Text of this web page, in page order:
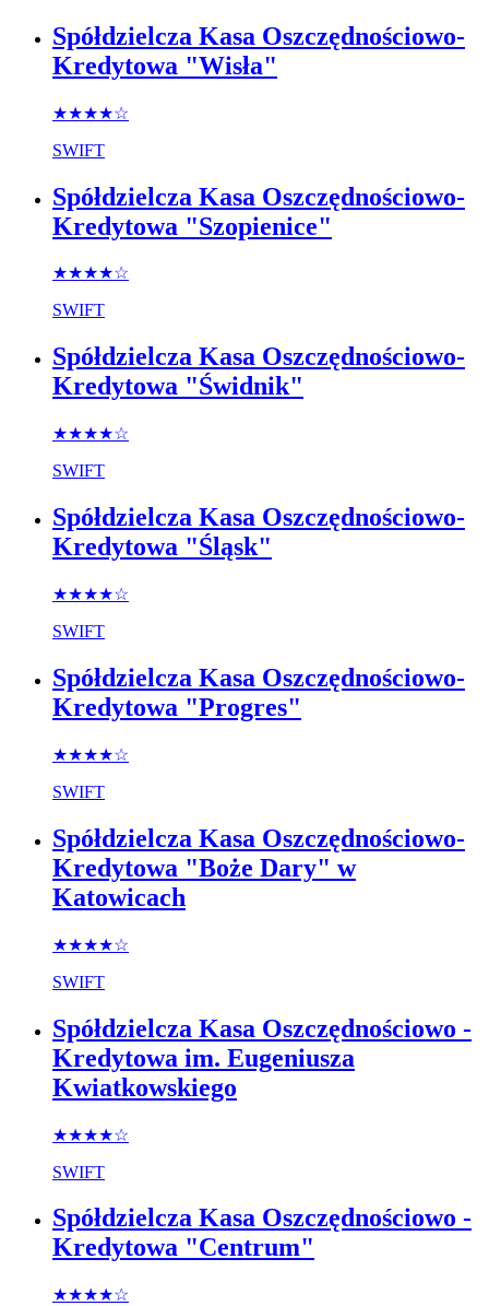
Spółdzielcza Kasa Oszczędnościowo-
Kredytowa "Wisła"
★★★★☆
SWIFT
Spółdzielcza Kasa Oszczędnościowo-
Kredytowa "Szopienice"
★★★★☆
SWIFT
Spółdzielcza Kasa Oszczędnościowo-
Kredytowa "Świdnik"
★★★★☆
SWIFT
Spółdzielcza Kasa Oszczędnościowo-
Kredytowa "Śląsk"
★★★★☆
SWIFT
Spółdzielcza Kasa Oszczędnościowo-
Kredytowa "Progres"
★★★★☆
SWIFT
Spółdzielcza Kasa Oszczędnościowo-
Kredytowa "Boże Dary" w
Katowicach
★★★★☆
SWIFT
Spółdzielcza Kasa Oszczędnościowo -
Kredytowa im. Eugeniusza
Kwiatkowskiego
★★★★☆
SWIFT
Spółdzielcza Kasa Oszczędnościowo -
Kredytowa "Centrum"
★★★★☆